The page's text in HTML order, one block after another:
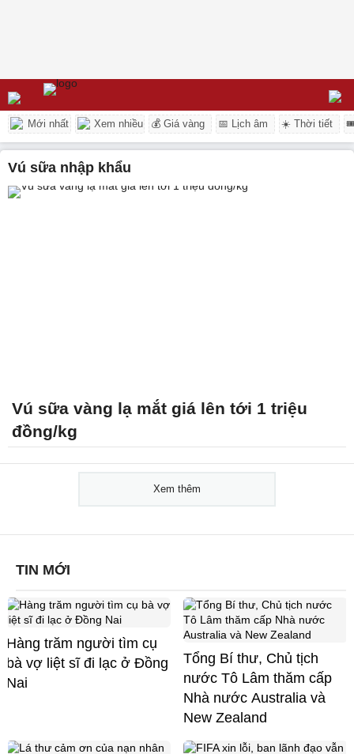
Mới nhất Xem nhiều 💰 Giá vàng 📅 Lịch âm ☀️ Thời tiết
vú sữa nhập khẩu
Vú sữa vàng lạ mắt giá lên tới 1 triệu
đồng/kg
Xem thêm
TIN MỚI
Hàng trăm người tìm cụ
bà vợ liệt sĩ đi lạc ở Đồng
Nai
Tổng Bí thư, Chủ tịch
nước Tô Lâm thăm cấp
Nhà nước Australia và
New Zealand